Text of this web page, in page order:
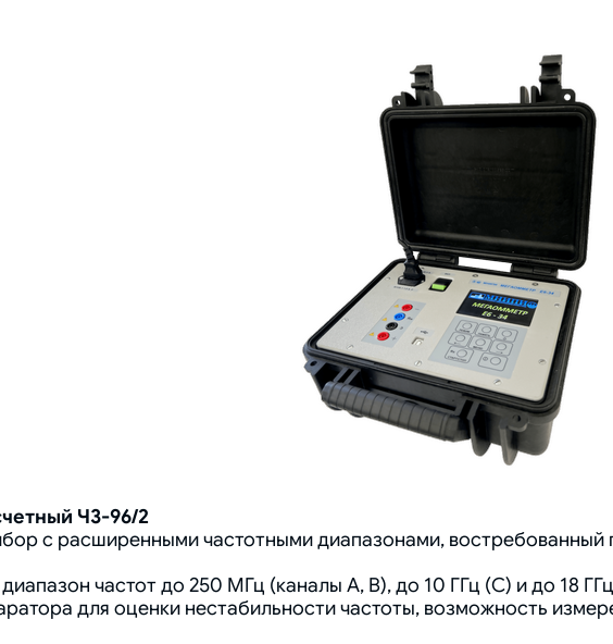
Ч3-96/2
с расширенными частотными диапазонами, востребованный
частот до 250 МГц (каналы А, В), до 10 ГГц (С) и до 18
для оценки нестабильности частоты, возможность